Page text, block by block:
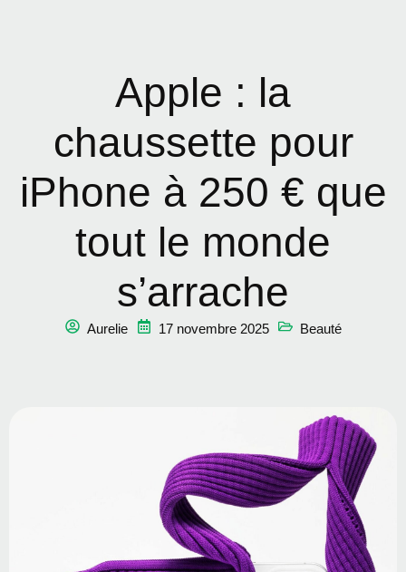
Apple : la
chaussette pour
iPhone à 250 € que
tout le monde
s’arrache
Aurelie 17 novembre 2025 Beauté